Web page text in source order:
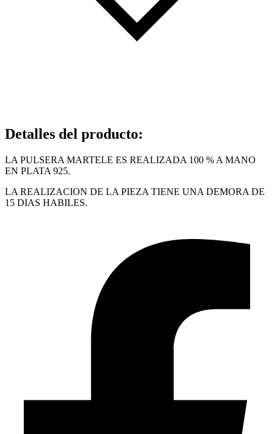
Detalles del producto:
LA PULSERA MARTELE ES REALIZADA 100 % A MANO
EN PLATA 925.
LA REALIZACION DE LA PIEZA TIENE UNA DEMORA DE
15 DIAS HABILES.